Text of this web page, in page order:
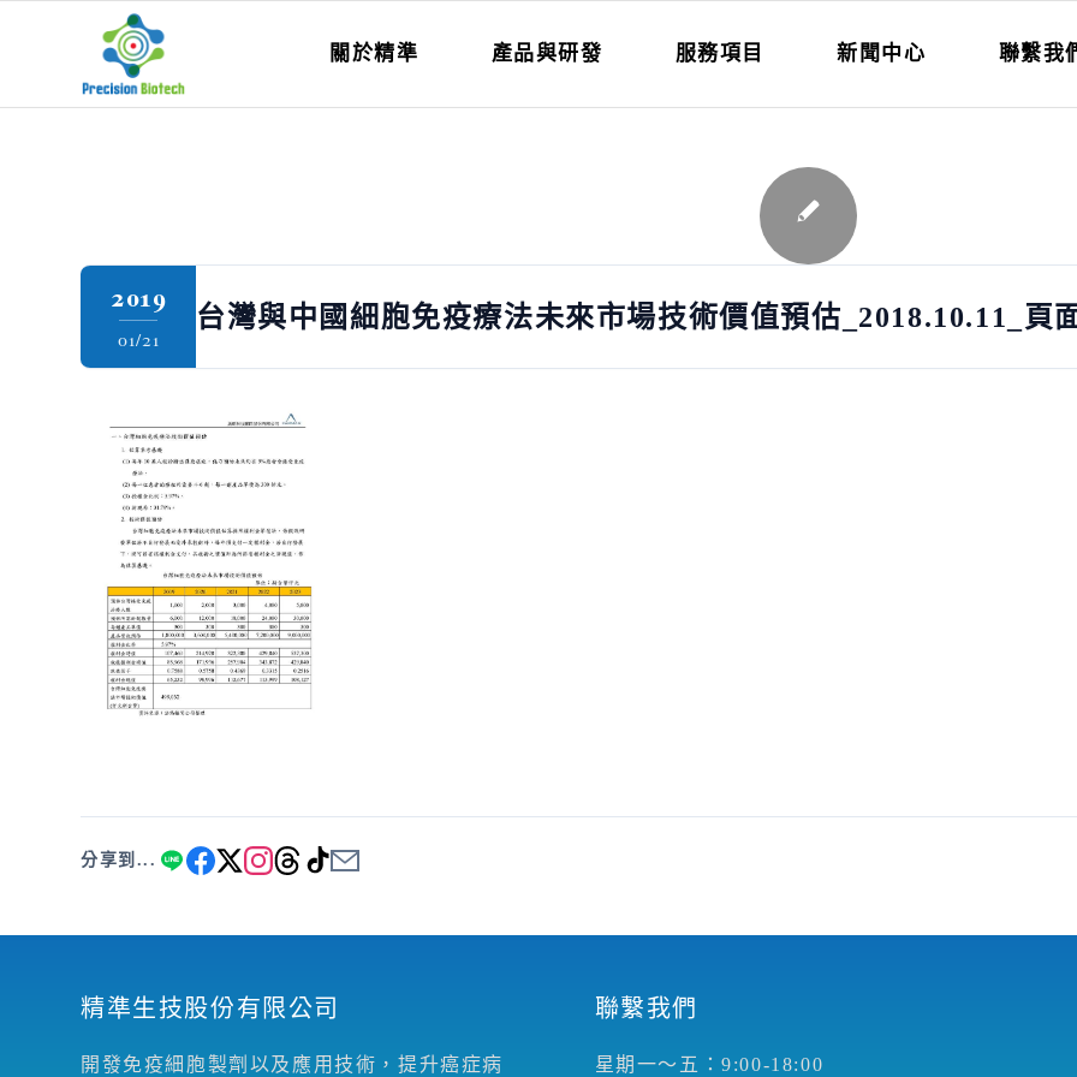
關於精準 產品與研發 服務項目 新聞中心 聯繫我
2019
01/21
台灣與中國細胞免疫療法未來市場技術價值預估_2018.10.11_頁
分享到...
精準生技股份有限公司
開發免疫細胞製劑以及應用技術，提升癌症病
聯繫我們
星期一～五：9:00-18:00